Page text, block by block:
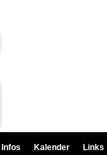
Infos Kalender Links